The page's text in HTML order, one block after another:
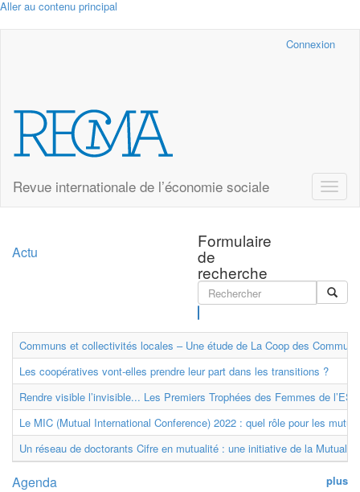
Aller au contenu principal
Connexion
Revue internationale de l’économie sociale
Toggle
Formulaire
de
recherche
Actu
Communs et collectivités locales – Une étude de La Coop des
Les coopératives vont-elles prendre leur part dans les transitions ?
Rendre visible l’invisible... Les Premiers Trophées des Femmes de
Le MIC (Mutual International Conference) 2022 : quel rôle pour les
Un réseau de doctorants Cifre en mutualité : une initiative de la
plus
Agenda